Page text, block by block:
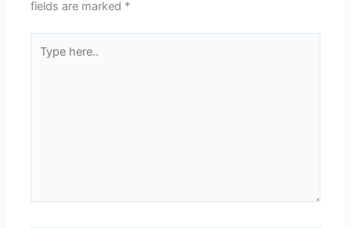
fields are marked *
here..